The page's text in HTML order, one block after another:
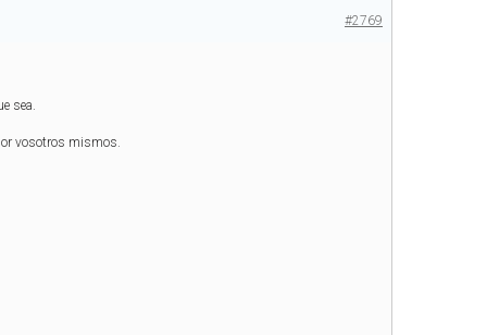
#2769
sea.
vosotros mismos.